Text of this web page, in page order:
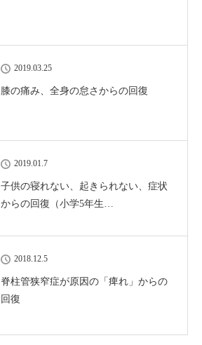
2019.03.25
膝の痛み、全身の怠さからの回復
2019.01.7
子供の寝れない、起きられない、症状
からの回復（小学5年生…
2018.12.5
脊柱管狭窄症が原因の「痺れ」からの
回復